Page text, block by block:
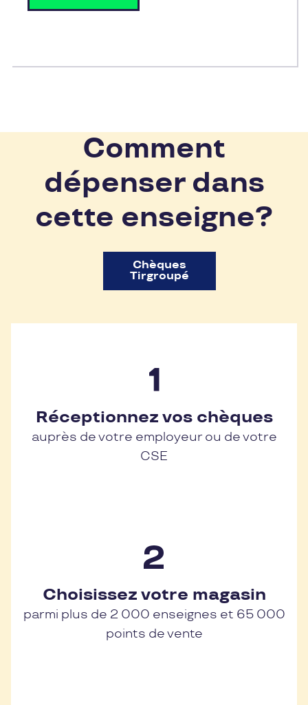
Comment
dépenser dans
cette enseigne?
Chèques
Tirgroupé
Réceptionnez vos chèques
auprès de votre employeur ou de votre
CSE
Choisissez votre magasin
parmi plus de 2 000 enseignes et 65 000
points de vente